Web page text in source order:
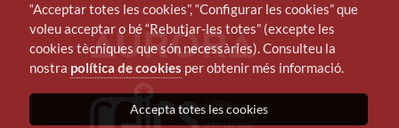
“Acceptar totes les cookies”, “Configurar les cookies” que
voleu acceptar o bé “Rebutjar-les totes” (excepte les
cookies tècniques que són necessàries). Consulteu la
nostra política de cookies per obtenir més informació.
Accepta totes les cookies